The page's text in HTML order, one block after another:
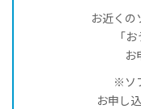
お近くの
「
お
※ソ
お申し